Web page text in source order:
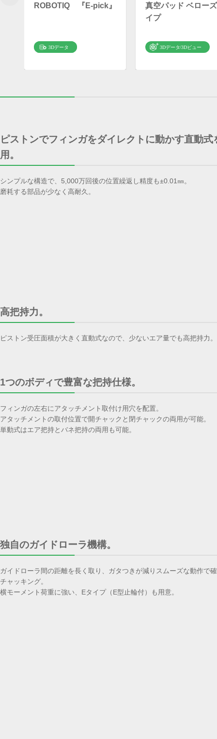
ROBOTIQ 『E-pick』
真空パッド ベロー
イプ
ピストンでフィンガをダイレクトに動かす直動式
用。
シンプルな構造で、5,000万回後の位置繰返し精度も±0.01㎜。
磨耗する部品が少なく高耐久。
高把持力。
ピストン受圧面積が大きく直動式なので、少ないエア量でも高把持力。
1つのボディで豊富な把持仕様。
フィンガの左右にアタッチメント取付け用穴を配置。
アタッチメントの取付位置で開チャックと閉チャックの両用が可能。
単動式はエア把持とバネ把持の両用も可能。
独自のガイドローラ機構。
ガイドローラ間の距離を長く取り、ガタつきが減りスムーズな動作で
チャッキング。
横モーメント荷重に強い、Eタイプ（E型止輪付）も用意。